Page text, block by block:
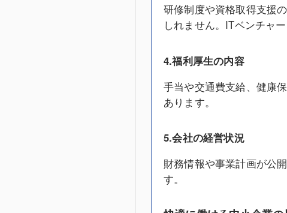
研修制度や資格取得支援
しれません。ITベンチャ
4.福利厚生の内容
手当や交通費支給、健康
あります。
5.会社の経営状況
財務情報や事業計画が公
す。